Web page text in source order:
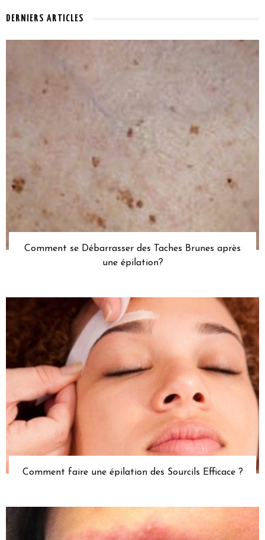
DERNIERS ARTICLES
Comment se Débarrasser des Taches Brunes après
une épilation?
Comment faire une épilation des Sourcils Efficace ?